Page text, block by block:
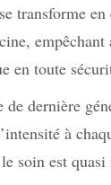
transforme
empêchant
en toute
de dernière
à
soin est